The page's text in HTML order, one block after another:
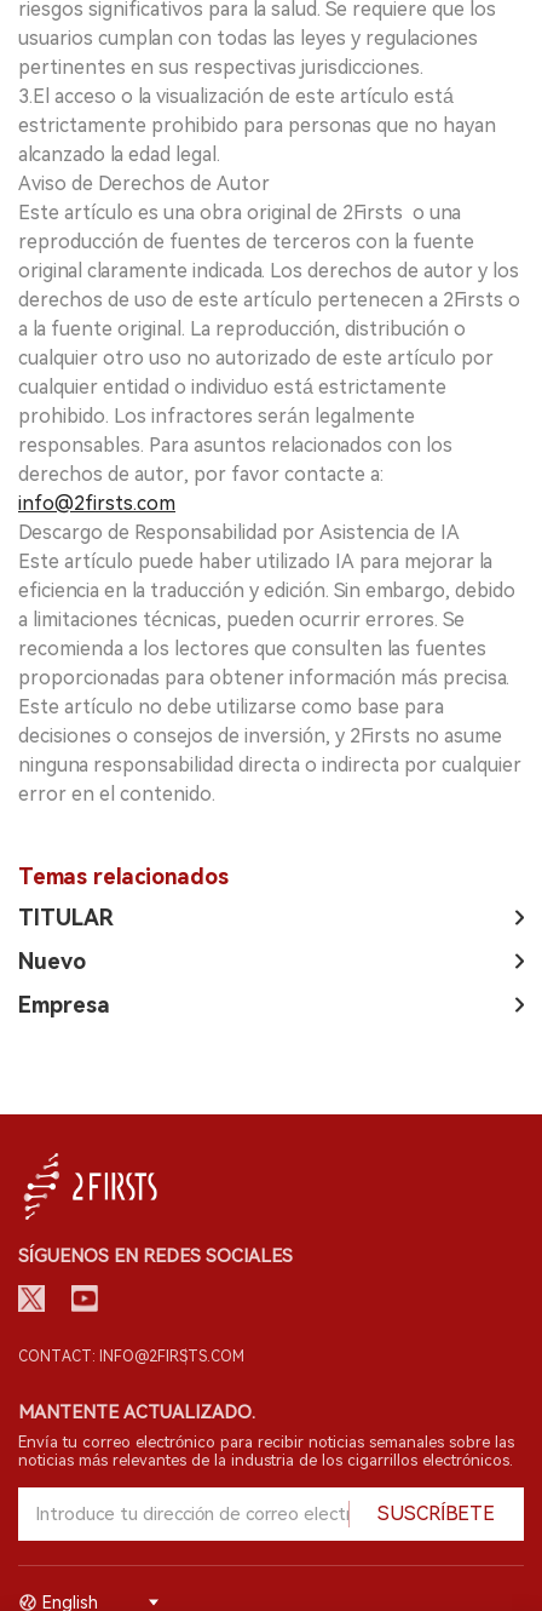
riesgos significativos para la salud. Se requiere que los
usuarios cumplan con todas las leyes y regulaciones
pertinentes en sus respectivas jurisdicciones.
3.El acceso o la visualización de este artículo está
estrictamente prohibido para personas que no hayan
alcanzado la edad legal.
Aviso de Derechos de Autor
Este artículo es una obra original de 2Firsts o una
reproducción de fuentes de terceros con la fuente
original claramente indicada. Los derechos de autor y los
derechos de uso de este artículo pertenecen a 2Firsts o
a la fuente original. La reproducción, distribución o
cualquier otro uso no autorizado de este artículo por
cualquier entidad o individuo está estrictamente
prohibido. Los infractores serán legalmente
responsables. Para asuntos relacionados con los
derechos de autor, por favor contacte a:
info@2firsts.com
Descargo de Responsabilidad por Asistencia de IA
Este artículo puede haber utilizado IA para mejorar la
eficiencia en la traducción y edición. Sin embargo, debido
a limitaciones técnicas, pueden ocurrir errores. Se
recomienda a los lectores que consulten las fuentes
proporcionadas para obtener información más precisa.
Este artículo no debe utilizarse como base para
decisiones o consejos de inversión, y 2Firsts no asume
ninguna responsabilidad directa o indirecta por cualquier
error en el contenido.
Temas relacionados
TITULAR
Nuevo
Empresa
SÍGUENOS EN REDES SOCIALES
CONTACT: INFO@2FIRSTS.COM
MANTENTE ACTUALIZADO.
Envía tu correo electrónico para recibir noticias semanales sobre las
noticias más relevantes de la industria de los cigarrillos electrónicos.
SUSCRÍBETE
English